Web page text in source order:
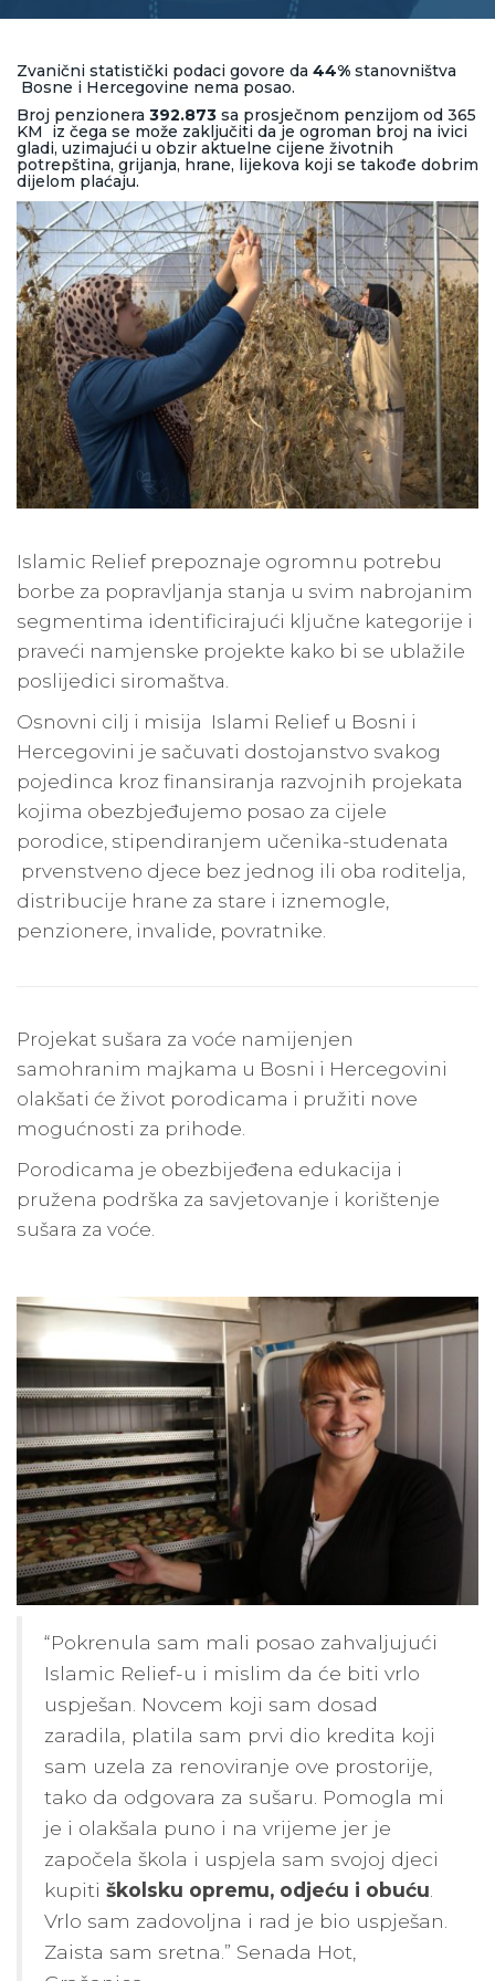
Zvanični statistički podaci govore da 44% stanovništva
Bosne i Hercegovine nema posao.
Broj penzionera 392.873 sa prosječnom penzijom od 365
KM iz čega se može zaključiti da je ogroman broj na ivici
gladi, uzimajući u obzir aktuelne cijene životnih
potrepština, grijanja, hrane, lijekova koji se takođe dobrim
dijelom plaćaju.
Islamic Relief prepoznaje ogromnu potrebu
borbe za popravljanja stanja u svim nabrojanim
segmentima identificirajući ključne kategorije i
praveći namjenske projekte kako bi se ublažile
poslijedici siromaštva.
Osnovni cilj i misija Islami Relief u Bosni i
Hercegovini je sačuvati dostojanstvo svakog
pojedinca kroz finansiranja razvojnih projekata
kojima obezbjeđujemo posao za cijele
porodice, stipendiranjem učenika-studenata
prvenstveno djece bez jednog ili oba roditelja,
distribucije hrane za stare i iznemogle,
penzionere, invalide, povratnike.
Projekat sušara za voće namijenjen
samohranim majkama u Bosni i Hercegovini
olakšati će život porodicama i pružiti nove
mogućnosti za prihode.
Porodicama je obezbijeđena edukacija i
pružena podrška za savjetovanje i korištenje
sušara za voće.
“Pokrenula sam mali posao zahvaljujući
Islamic Relief-u i mislim da će biti vrlo
uspješan. Novcem koji sam dosad
zaradila, platila sam prvi dio kredita koji
sam uzela za renoviranje ove prostorije,
tako da odgovara za sušaru. Pomogla mi
je i olakšala puno i na vrijeme jer je
započela škola i uspjela sam svojoj djeci
kupiti školsku opremu, odjeću i obuću
Vrlo sam zadovoljna i rad je bio uspješan.
Zaista sam sretna.” Senada Hot,